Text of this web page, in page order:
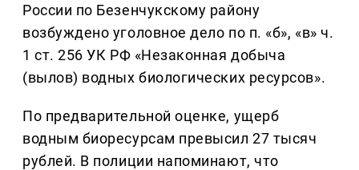
России по Безенчукскому району
возбуждено уголовное дело по п. «б», «в» ч.
1 ст. 256 УК РФ «Незаконная добыча
(вылов) водных биологических ресурсов».
По предварительной оценке, ущерб
водным биоресурсам превысил 27 тысяч
рублей. В полиции напоминают, что